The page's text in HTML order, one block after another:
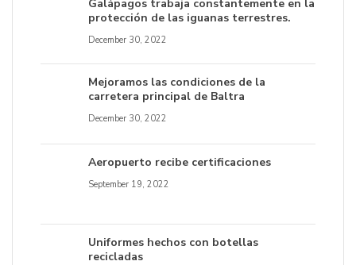
Galápagos trabaja constantemente en la
protección de las iguanas terrestres.
December 30, 2022
Mejoramos las condiciones de la
carretera principal de Baltra
December 30, 2022
Aeropuerto recibe certificaciones
September 19, 2022
Uniformes hechos con botellas
recicladas